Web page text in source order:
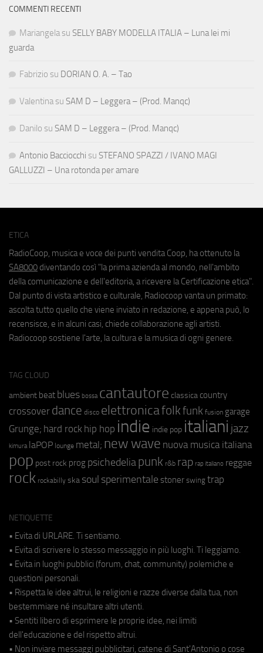
COMMENTI RECENTI
Mariangela su SELLY BABY MODELLA ITALIA – Luna lei mi
guarda
Fabrizio su DORIAN O. A. – Tao
Valentina su SAM D – Leggera – (Prod. Manqc)
Danilo su SAM D – Leggera – (Prod. Manqc)
Antonio Bacciocchi su STEFANO SPAZZI / IVANO MAGI
GALLUZZI – Una rotonda per amare
ETICA
RadioCoop, musica e voce dei punti vendita Coop, ha ottenuto la
SA8000 diventando così "la prima azienda al mondo, nell'ambito
della comunicazione e dell'editoria, a ricevere la Certificazione etica".
Dal punto di vista artistico e culturale, Radiocoop vanta un primato:
ascolta tutto quello che viene inviato in redazione, e appena può, lo
recensisce, e in alcuni casi, chiede collaborazione agli artisti.
Radiocoop sostiene l'arte, la cultura e la musica di ogni genere.
TAG CLOUD
ambient beat blues bossa cantautore classica country
crossover dance disco elettronicafolkfunk fusion garage
Grunge; hard rock hip hop indie indie pop italiani jazz
kimura laPOP lounge metal; new wave nuova musica italiana
pop post rock prog psichedeliapunk r&b rap rap italiano reggae
rock rockabilly ska soul sperimentale stoner swing trap
NETIQUETTE
• Evita di URLARE. Ti sentiamo.
• Evita di scrivere lo stesso messaggio in più luoghi. Ti leggiamo.
• Evita in luoghi pubblici (forum, chat, community) polemiche e
questioni personali.
• Rispetta le idee altrui, le religioni e razze diverse dalla tua, non
bestemmiare né insultare altri utenti.
• Sentiti libero di esprimere le proprie idee, nei limiti
dell'educazione e del rispetto altrui.
• Non inviare messaggi pubblicitari, catene di Sant'Antonio o cose